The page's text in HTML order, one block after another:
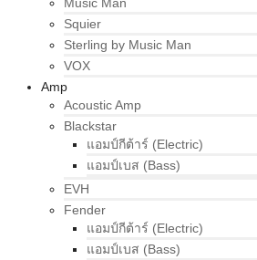
Squier
Sterling by Music Man
VOX
Amp
Acoustic Amp
Blackstar
แอมป์กีต้าร์ (Electric)
แอมป์เบส (Bass)
EVH
Fender
แอมป์กีต้าร์ (Electric)
แอมป์เบส (Bass)